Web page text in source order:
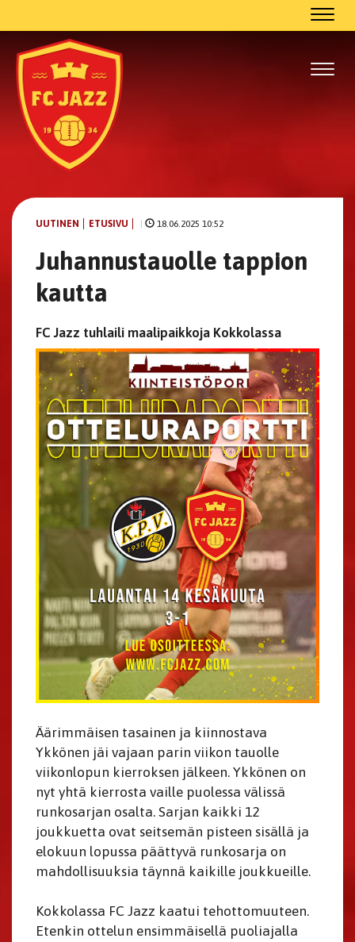
UUTINEN ETUSIVU 18.06.2025 10:52
Juhannustauolle tappion
kautta
FC Jazz tuhlaili maalipaikkoja Kokkolassa
Äärimmäisen tasainen ja kiinnostava
Ykkönen jäi vajaan parin viikon tauolle
viikonlopun kierroksen jälkeen. Ykkönen on
nyt yhtä kierrosta vaille puolessa välissä
runkosarjan osalta. Sarjan kaikki 12
joukkuetta ovat seitsemän pisteen sisällä ja
elokuun lopussa päättyvä runkosarja on
mahdollisuuksia täynnä kaikille joukkueille.
Kokkolassa FC Jazz kaatui tehottomuuteen.
Etenkin ottelun ensimmäisellä puoliajalla